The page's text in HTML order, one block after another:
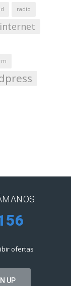
radio
ofertas